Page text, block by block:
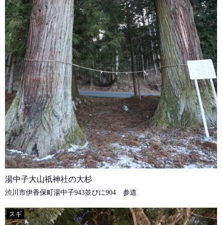
湯中子大山祇神社の大杉
渋川市伊香保町湯中子943並びに904 参道
スギ